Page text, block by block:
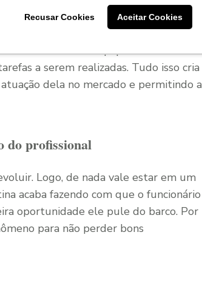
Recusar Cookies Aceitar Cookies
de um projeto.
comunicar toda a equipe de forma
a serem realizadas. Tudo isso cria
dela no mercado e permitindo a
do profissional
Logo, de nada vale estar em um
acaba fazendo com que o funcionário
oportunidade ele pule do barco. Por
para não perder bons